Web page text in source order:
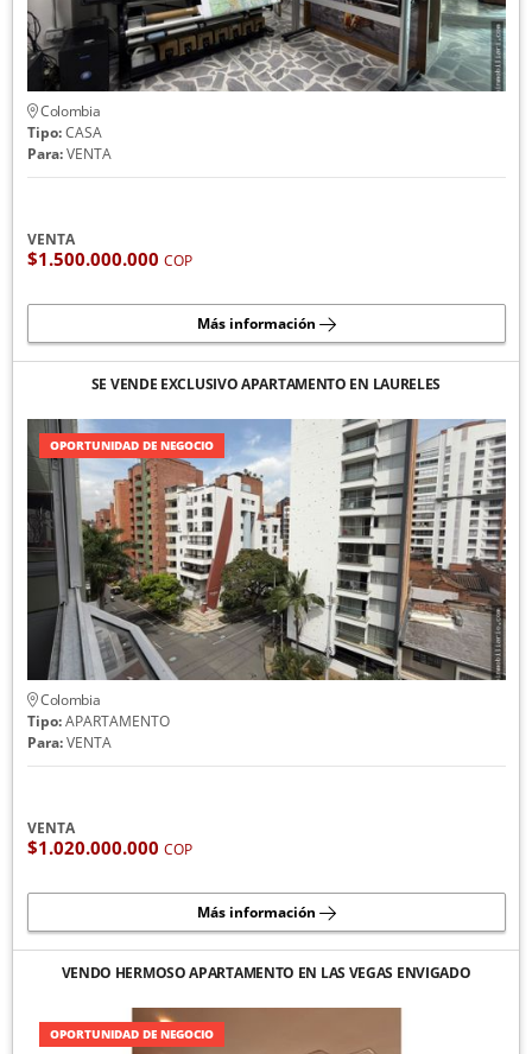
Colombia
Tipo:CASA
Para:VENTA
VENTA
$1.500.000.000 COP
Más información
SE VENDE EXCLUSIVO APARTAMENTO EN LAURELES
OPORTUNIDAD DE NEGOCIO
Colombia
Tipo:APARTAMENTO
Para:VENTA
VENTA
$1.020.000.000 COP
Más información
VENDO HERMOSO APARTAMENTO EN LAS VEGAS ENVIGADO
OPORTUNIDAD DE NEGOCIO